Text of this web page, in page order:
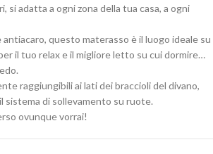
si adatta a ogni zona della tua casa, a ogni
questo materasso è il luogo ideale su
il tuo relax e il migliore letto su cui dormire…
raggiungibili ai lati dei braccioli del divano,
di sollevamento su ruote.
ovunque vorrai!